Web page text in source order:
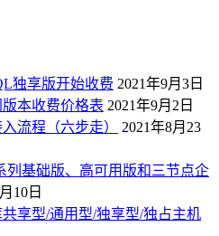
独享版开始收费 2021年9月3日
本收费价格表 2021年9月2日
流程（六步走）
2021年8月23
列基础版、高可用版和三节点企
10日
享型/通用型/独享型/独占主机